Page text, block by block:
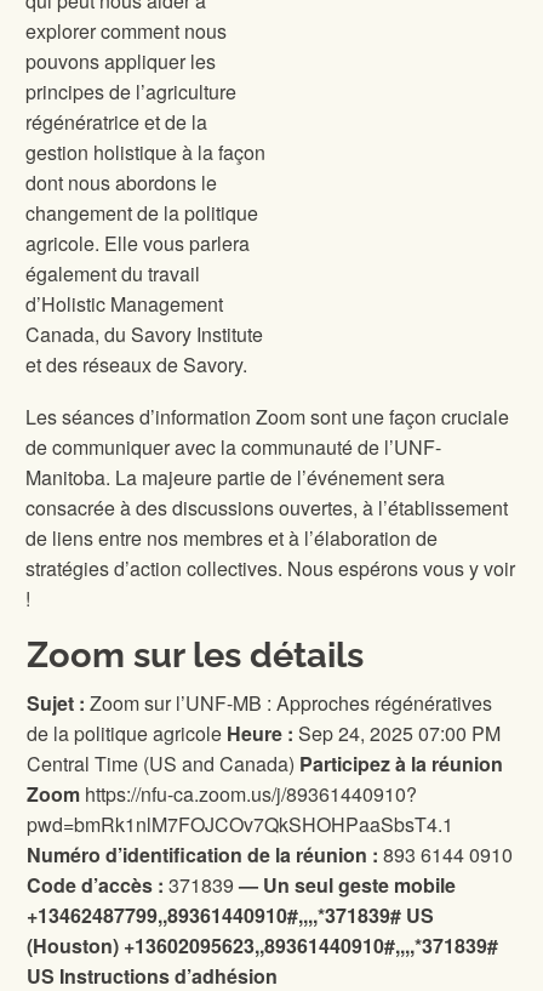
explorer comment nous
pouvons appliquer les
principes de l’agriculture
régénératrice et de la
gestion holistique à la façon
dont nous abordons le
changement de la politique
agricole. Elle vous parlera
également du travail
d’Holistic Management
Canada, du Savory Institute
et des réseaux de Savory.
Les séances d’information Zoom sont une façon cruciale
de communiquer avec la communauté de l’UNF-
Manitoba. La majeure partie de l’événement sera
consacrée à des discussions ouvertes, à l’établissement
de liens entre nos membres et à l’élaboration de
stratégies d’action collectives. Nous espérons vous y voir
!
Zoom sur les détails
Sujet : Zoom sur l’UNF-MB : Approches régénératives
de la politique agricole Heure : Sep 24, 2025 07:00 PM
Central Time (US and Canada) Participez à la réunion
Zoom https://nfu-ca.zoom.us/j/89361440910?
pwd=bmRk1nlM7FOJCOv7QkSHOHPaaSbsT4.1
Numéro d’identification de la réunion : 893 6144 0910
Code d’accès : 371839— Un seul geste mobile
+13462487799,,89361440910#,,,,*371839# US
(Houston) +13602095623,,89361440910#,,,,*371839#
US Instructions d’adhésion